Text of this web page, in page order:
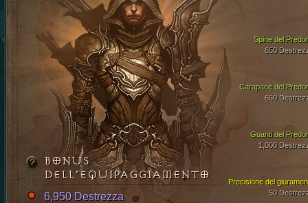
Carapace del
650
Guanti del
1,000
Spine del
650
Precisione del
50
BONUS
DELL’EQUIPAGGIAMENTO
6,950 Destrezza